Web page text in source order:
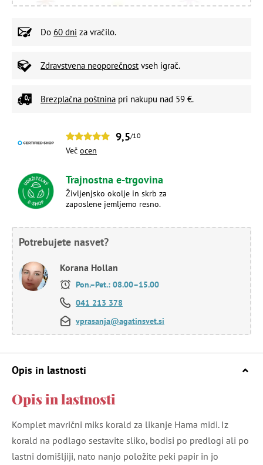
Do 60 dni za vračilo.
Zdravstvena neoporečnost vseh igrač.
Brezplačna poštnina pri nakupu nad 59 €.
9,5/10
Več ocen
Trajnostna e-trgovina
Življenjsko okolje in skrb za
zaposlene jemljemo resno.
Potrebujete nasvet?
Korana Hollan
Pon.–Pet.: 08.00–15.00
041 213 378
vprasanja@agatinsvet.si
Opis in lastnosti
Opis in lastnosti
Komplet mavrični miks korald za likanje Hama midi. Iz
korald na podlago sestavite sliko, bodisi po predlogi ali po
lastni domišljiji, nato nanjo položite peki papir in jo